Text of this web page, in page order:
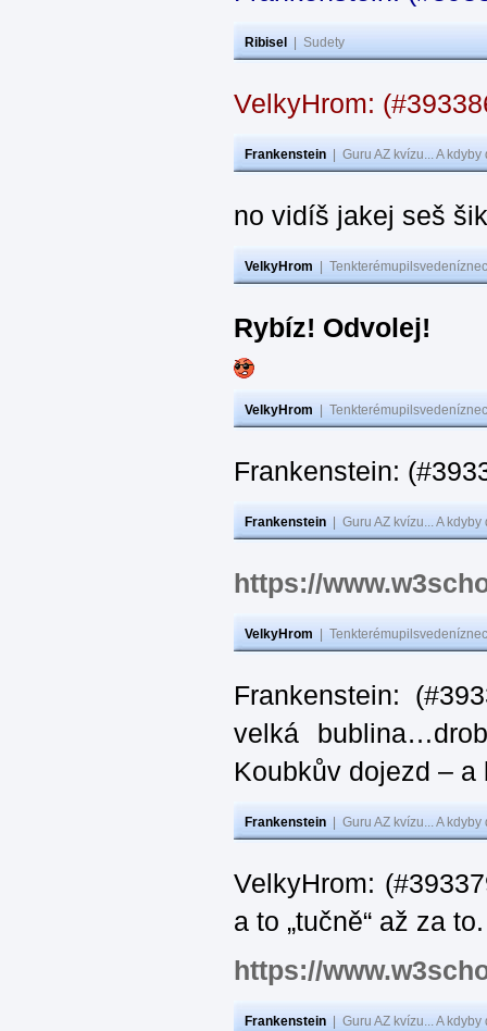
Ribisel Sudety
VelkyHrom:
Frankenstein Guru AZ kvízu... A
no vidíš jakej seš
VelkyHrom
Rybíz! Odvolej!
VelkyHrom
Frankenstein:
Frankenstein Guru AZ kvízu... A
https://
VelkyHrom
Frankenstein:
velká
Koubkův dojezd –
Frankenstein Guru AZ kvízu... A
VelkyHrom:
a to „tučně“ až za
https://
Frankenstein Guru AZ kvízu... A